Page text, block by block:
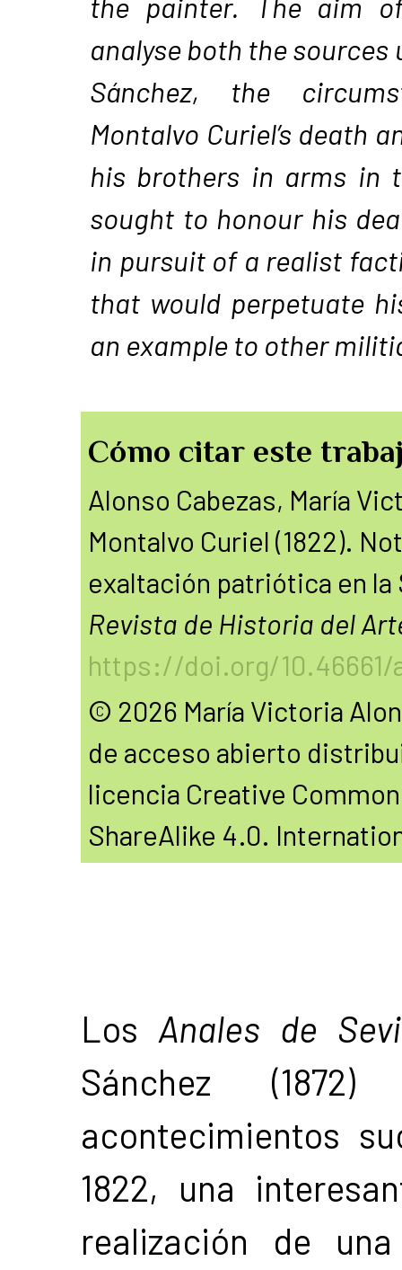
analyse both the sources
Sánchez, the
Montalvo Curiel’s death
his brothers in arms in
sought to honour his
in pursuit of a realist
that would perpetuate
an example to other
Cómo citar este
Alonso Cabezas, María
Montalvo Curiel (1822).
exaltación patriótica en
Revista de Historia del
https://doi.org/10.46661/
© 2026 María Victoria
de acceso abierto
licencia Creative
ShareAlike 4.0.
Los Anales de
Sánchez
acontecimientos
1822, una
realización de